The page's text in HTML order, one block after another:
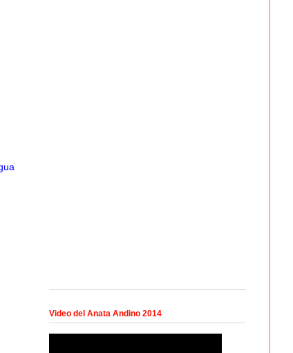
Video del Anata Andino 2014